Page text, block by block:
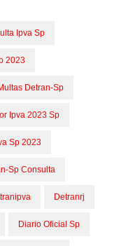
Ipva Sp
2023
Detran-Sp
Ipva 2023 Sp
Sp 2023
Sp Consulta
Detranrj
Diario Oficial Sp